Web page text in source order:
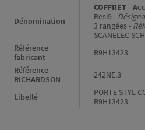
Dénomination
COFFRET -
Resi9 -
3 rangées -
SCANELEC
Référence
fabricant
R9H13423
Référence
RICHARDSON
242NE.3
Libellé
PORTE STYL
R9H13423